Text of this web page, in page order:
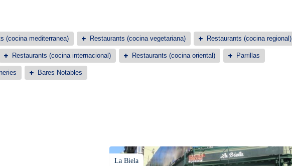
(cocina mediterranea) Restaurants (cocina vegetariana) Restaurants (cocina regional)
Restaurants (cocina internacional) Restaurants (cocina oriental) Parrillas
Bares Notables
La Biela